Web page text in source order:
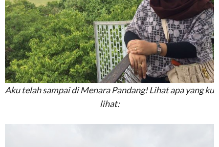
Aku telah sampai di Menara Pandang! Lihat apa yang ku
lihat: